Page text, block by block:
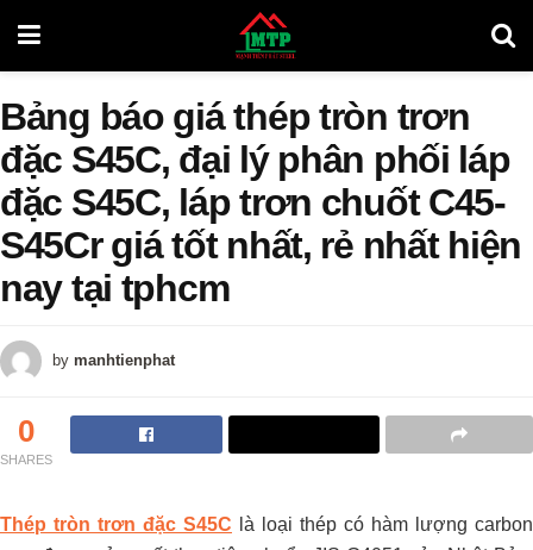
Bảng báo giá thép tròn trơn
đặc S45C, đại lý phân phối láp
đặc S45C, láp trơn chuốt C45-
S45Cr giá tốt nhất, rẻ nhất hiện
nay tại tphcm
by manhtienphat
0
SHARES
Thép tròn trơn đặc S45C là loại thép có hàm lượng carbon